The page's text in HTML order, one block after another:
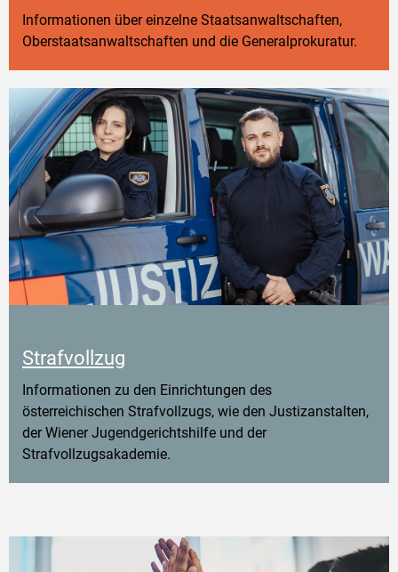
Informationen über einzelne Staatsanwaltschaften,
Oberstaatsanwaltschaften und die Generalprokuratur.
Strafvollzug
Informationen zu den Einrichtungen des
österreichischen Strafvollzugs, wie den Justizanstalten,
der Wiener Jugendgerichtshilfe und der
Strafvollzugsakademie.